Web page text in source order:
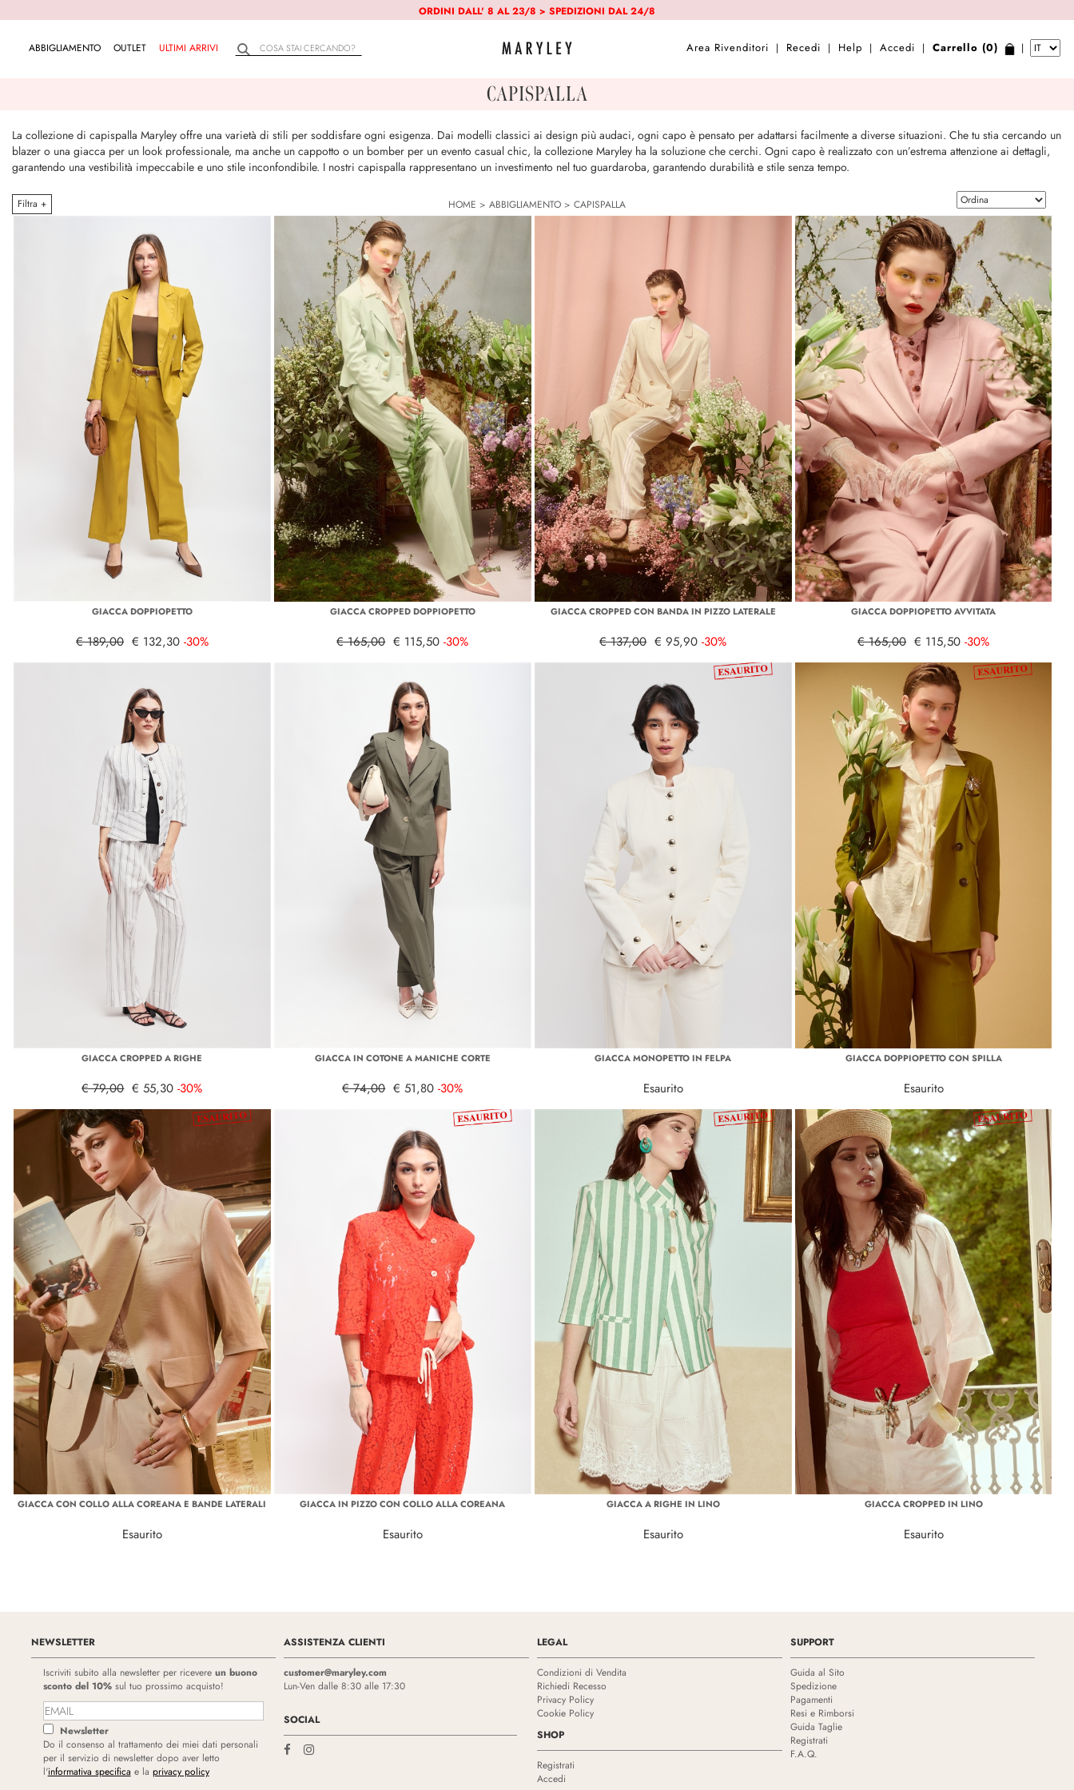
ORDINI DALL' 8 AL 23/8 > SPEDIZIONI DAL 24/8
ABBIGLIAMENTO OUTLET ULTIMI ARRIVI Area Rivenditori | Recedi | Help | Accedi | Carrello (0) |
CAPISPALLA
La collezione di capispalla Maryley offre una varietà di stili per soddisfare ogni esigenza. Dai modelli classici ai design più audaci, ogni capo è pensato per adattarsi facilmente a diverse situazioni. Che tu stia cercando un
blazer o una giacca per un look professionale, ma anche un cappotto o un bomber per un evento casual chic, la collezione Maryley ha la soluzione che cerchi. Ogni capo è realizzato con un’estrema attenzione ai dettagli,
garantendo una vestibilità impeccabile e uno stile inconfondibile. I nostri capispalla rappresentano un investimento nel tuo guardaroba, garantendo durabilità e stile senza tempo.
HOME > ABBIGLIAMENTO > CAPISPALLA
Filtra +
GIACCA DOPPIOPETTO
€ 189,00 € 132,30 -30%
GIACCA CROPPED DOPPIOPETTO
€ 165,00 € 115,50 -30%
GIACCA CROPPED CON BANDA IN PIZZO LATERALE
€ 137,00 € 95,90 -30%
GIACCA DOPPIOPETTO AVVITATA
€ 165,00 € 115,50 -30%
GIACCA CROPPED A RIGHE
€ 79,00 € 55,30 -30%
GIACCA IN COTONE A MANICHE CORTE
€ 74,00 € 51,80 -30%
GIACCA MONOPETTO IN FELPA
Esaurito
GIACCA DOPPIOPETTO CON SPILLA
Esaurito
GIACCA CON COLLO ALLA COREANA E BANDE LATERALI
Esaurito
GIACCA IN PIZZO CON COLLO ALLA COREANA
Esaurito
GIACCA A RIGHE IN LINO
Esaurito
GIACCA CROPPED IN LINO
Esaurito
NEWSLETTER
Iscriviti subito alla newsletter per ricevere un buono
sconto del 10%sul tuo prossimo acquisto!
Newsletter
Do il consenso al trattamento dei miei dati personali
per il servizio di newsletter dopo aver letto
l'informativa specifica e la privacy policy
ASSISTENZA CLIENTI
customer@maryley.com
Lun-Ven dalle 8:30 alle 17:30
SOCIAL
LEGAL
Condizioni di Vendita
Richiedi Recesso
Privacy Policy
Cookie Policy
SHOP
Registrati
Accedi
SUPPORT
Guida al Sito
Spedizione
Pagamenti
Resi e Rimborsi
Guida Taglie
Registrati
F.A.Q.